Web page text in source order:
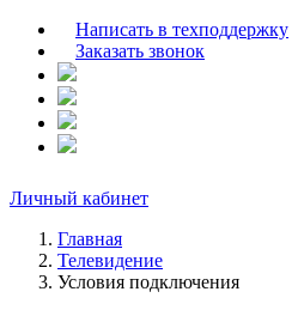
Написать в техподдержку
Заказать звонок
Личный кабинет
Главная
Телевидение
Условия подключения